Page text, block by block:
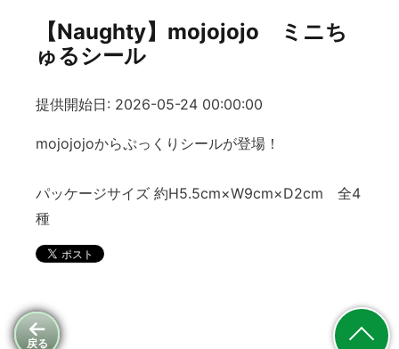
戻る
【Naughty】mojojojo ミニち
ゅるシール
提供開始日: 2026-05-24 00:00:00
mojojojoからぷっくりシールが登場！
パッケージサイズ 約H5.5cm×W9cm×D2cm 全4
種